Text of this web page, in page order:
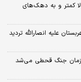
کمتر و به دهک‌های
علیه انصارالله تردید
زمان جنگ قحطی می‌شد